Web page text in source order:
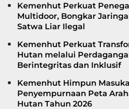
Kemenhut Perkuat
Multidoor, Bongkar
Satwa Liar Ilegal
Kemenhut Perkuat
Hutan melalui
Berintegritas dan Inklusif
Kemenhut Himpun
Penyempurnaan Peta
Hutan Tahun 2026